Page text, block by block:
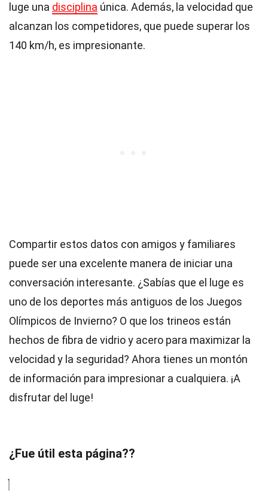
luge una disciplina única. Además, la velocidad que
alcanzan los competidores, que puede superar los
140 km/h, es impresionante.
Compartir estos datos con amigos y familiares
puede ser una excelente manera de iniciar una
conversación interesante. ¿Sabías que el luge es
uno de los deportes más antiguos de los Juegos
Olímpicos de Invierno? O que los trineos están
hechos de fibra de vidrio y acero para maximizar la
velocidad y la seguridad? Ahora tienes un montón
de información para impresionar a cualquiera. ¡A
disfrutar del luge!
¿Fue útil esta página??